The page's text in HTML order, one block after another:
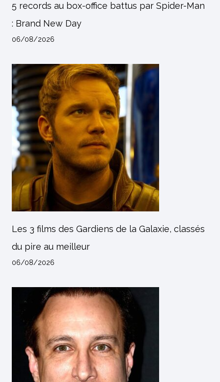
5 records au box-office battus par Spider-Man
: Brand New Day
06/08/2026
Les 3 films des Gardiens de la Galaxie, classés
du pire au meilleur
06/08/2026